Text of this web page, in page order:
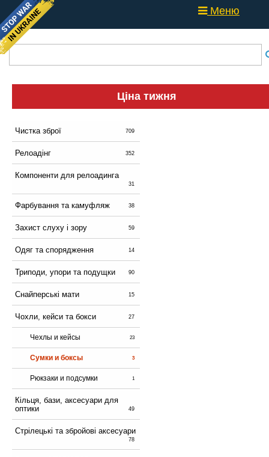
Меню
Ціна тижня
Чистка зброї 709
Релоадінг 352
Компоненти для релоадинга
31
Фарбування та камуфляж 38
Захист слуху і зору 59
Одяг та спорядження 14
Триподи, упори та подущки 90
Снайперські мати 15
Чохли, кейси та бокси 27
Чехлы и кейсы 23
Сумки и боксы 3
Рюкзаки и подсумки 1
Кільця, бази, аксесуари для
оптики
49
Стрілецькі та збройові аксесуари
78